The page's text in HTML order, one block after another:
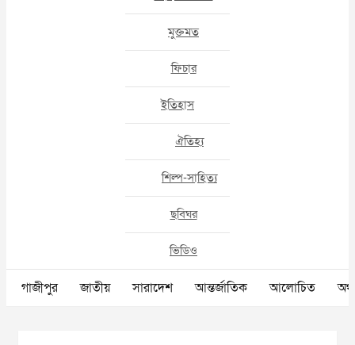
মুক্তমত
ফিচার
ইতিহাস
ঐতিহ্য
শিল্প-সাহিত্য
ছবিঘর
ভিডিও
গাজীপুর জাতীয় সারাদেশ আন্তর্জাতিক আলোচিত